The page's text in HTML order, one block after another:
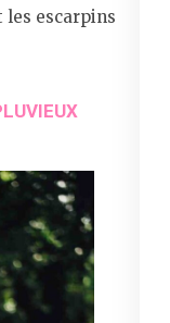
les escarpins